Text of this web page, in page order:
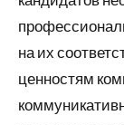
на их
ценностям